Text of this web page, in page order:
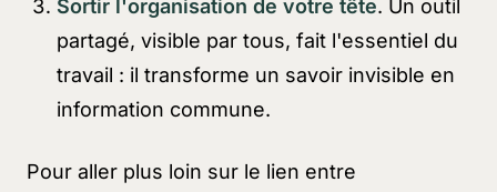
Sortir l'organisation de votre tête. Un outil
partagé, visible par tous, fait l'essentiel du
travail : il transforme un savoir invisible en
information commune.
Pour aller plus loin sur le lien entre